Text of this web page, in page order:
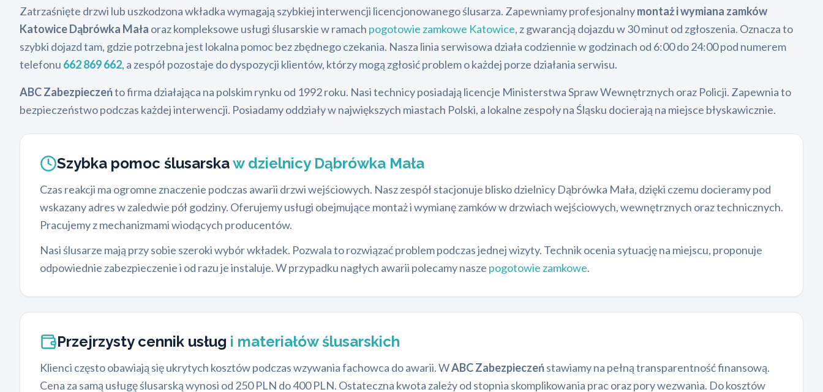
Zatrzaśnięte drzwi lub uszkodzona wkładka wymagają szybkiej interwencji licencjonowanego ślusarza. Zapewniamy profesjonalnymontaż i wymiana zamków
Katowice Dąbrówka Mała oraz kompleksowe usługi ślusarskie w ramach pogotowie zamkowe Katowice, z gwarancją dojazdu w 30 minut od zgłoszenia. Oznacza to
szybki dojazd tam, gdzie potrzebna jest lokalna pomoc bez zbędnego czekania. Nasza linia serwisowa działa codziennie w godzinach od 6:00 do 24:00 pod numerem
telefonu 662 869 662, a zespół pozostaje do dyspozycji klientów, którzy mogą zgłosić problem o każdej porze działania serwisu.
ABC Zabezpieczeńto firma działająca na polskim rynku od 1992 roku. Nasi technicy posiadają licencje Ministerstwa Spraw Wewnętrznych oraz Policji. Zapewnia to
bezpieczeństwo podczas każdej interwencji. Posiadamy oddziały w największych miastach Polski, a lokalne zespoły na Śląsku docierają na miejsce błyskawicznie.
Szybka pomoc ślusarskaw dzielnicy Dąbrówka Mała
Czas reakcji ma ogromne znaczenie podczas awarii drzwi wejściowych. Nasz zespół stacjonuje blisko dzielnicy Dąbrówka Mała, dzięki czemu docieramy pod
wskazany adres w zaledwie pół godziny. Oferujemy usługi obejmujące montaż i wymianę zamków w drzwiach wejściowych, wewnętrznych oraz technicznych.
Pracujemy z mechanizmami wiodących producentów.
Nasi ślusarze mają przy sobie szeroki wybór wkładek. Pozwala to rozwiązać problem podczas jednej wizyty. Technik ocenia sytuację na miejscu, proponuje
odpowiednie zabezpieczenie i od razu je instaluje. W przypadku nagłych awarii polecamy nasze pogotowie zamkowe.
Przejrzysty cennik usług i materiałów ślusarskich
Klienci często obawiają się ukrytych kosztów podczas wzywania fachowca do awarii. WABC Zabezpieczeństawiamy na pełną transparentność finansową.
Cena za samą usługę ślusarską wynosi od 250 PLN do 400 PLN. Ostateczna kwota zależy od stopnia skomplikowania prac oraz pory wezwania. Do kosztów